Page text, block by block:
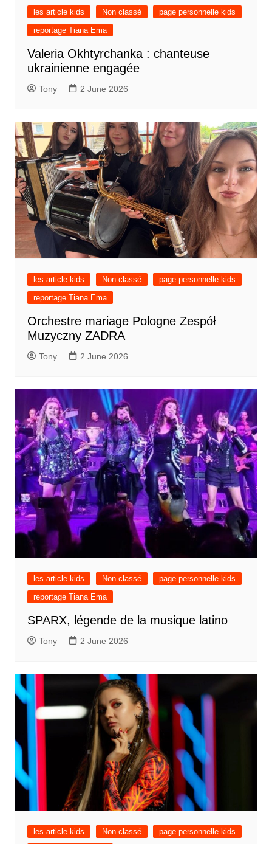
les article kids Non classé
page personnelle kids
reportage Tiana Ema
Valeria Okhtyrchanka : chanteuse
ukrainienne engagée
Tony 2 June 2026
les article kids Non classé
page personnelle kids
reportage Tiana Ema
Orchestre mariage Pologne Zespół
Muzyczny ZADRA
Tony 2 June 2026
les article kids Non classé
page personnelle kids
reportage Tiana Ema
SPARX, légende de la musique latino
Tony 2 June 2026
les article kids Non classé
page personnelle kids